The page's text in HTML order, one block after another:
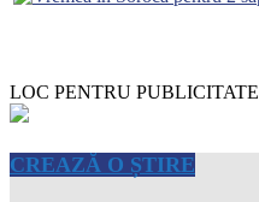
LOC PENTRU PUBLICITATE
CREAZĂ O ȘTIRE